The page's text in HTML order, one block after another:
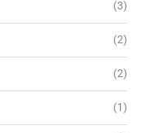
(3)
(2)
(2)
(1)